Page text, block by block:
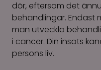
dör, eftersom det
behandlingar. Endast
man utveckla
i cancer. Din insats
persons liv.